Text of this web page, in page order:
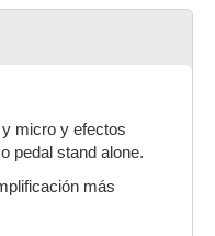
micro y efectos
pedal stand alone.
más